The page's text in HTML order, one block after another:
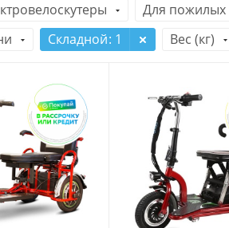
Для пожилых
Складной: 1 Вес (кг)